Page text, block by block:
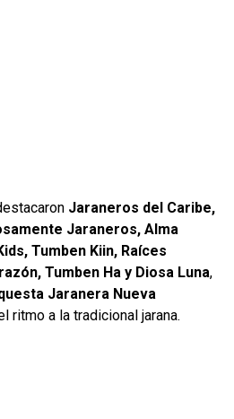
Jaraneros del Caribe,
Jaraneros, Alma
Tumben Kiin, Raíces
Tumben Ha y Diosa Luna,
Jaranera Nueva
ritmo a la tradicional jarana.